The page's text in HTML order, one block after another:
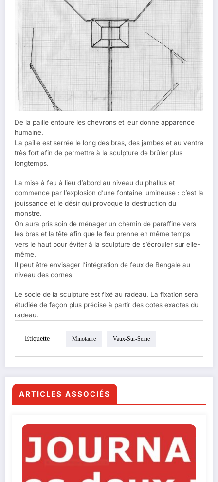
De la paille entoure les chevrons et leur donne apparence
humaine.
La paille est serrée le long des bras, des jambes et au ventre
très fort afin de permettre à la sculpture de brûler plus
longtemps.
La mise à feu à lieu d’abord au niveau du phallus et
commence par l’explosion d’une fontaine lumineuse : c’est la
jouissance et le désir qui provoque la destruction du
monstre.
On aura pris soin de ménager un chemin de paraffine vers
les bras et la tête afin que le feu prenne en même temps
vers le haut pour éviter à la sculpture de s’écrouler sur elle-
même.
Il peut être envisager l’intégration de feux de Bengale au
niveau des cornes.
Le socle de la sculpture est fixé au radeau. La fixation sera
étudiée de façon plus précise à partir des cotes exactes du
radeau.
Étiquette Minotaure Vaux-Sur-Seine
ARTICLES ASSOCIÉS